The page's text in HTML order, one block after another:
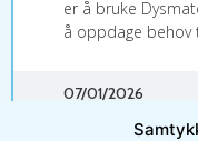
er å bruke
å oppdage behov
07/01/2026